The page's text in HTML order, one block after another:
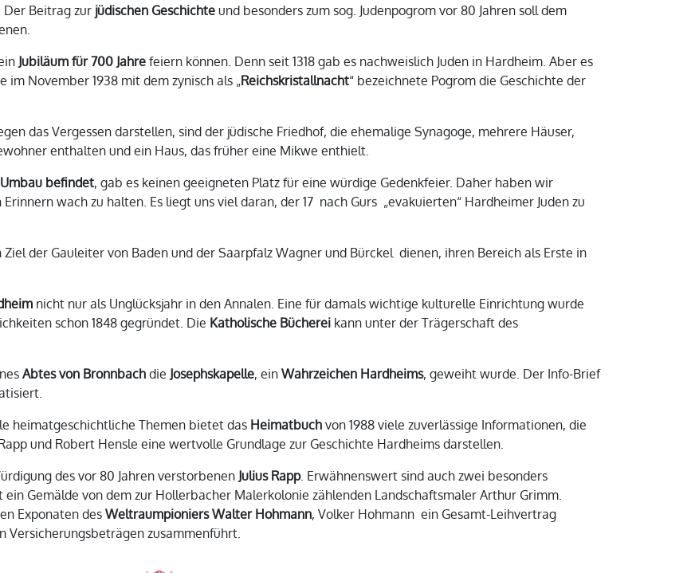
Beitrag zur jüdischen Geschichte und besonders zum sog. Judenpogrom vor 80 Jahren soll dem
Jubiläum für 700 Jahre feiern können. Denn seit 1318 gab es nachweislich Juden in Hardheim. Aber es
im November 1938 mit dem zynisch als „Reichskristallnacht“ bezeichnete Pogrom die Geschichte der
das Vergessen darstellen, sind der jüdische Friedhof, die ehemalige Synagoge, mehrere Häuser,
enthalten und ein Haus, das früher eine Mikwe enthielt.
befindet, gab es keinen geeigneten Platz für eine würdige Gedenkfeier. Daher haben wir
wach zu halten. Es liegt uns viel daran, der 17 nach Gurs „evakuierten“ Hardheimer Juden zu
der Gauleiter von Baden und der Saarpfalz Wagner und Bürckel dienen, ihren Bereich als Erste in
nicht nur als Unglücksjahr in den Annalen. Eine für damals wichtige kulturelle Einrichtung wurde
schon 1848 gegründet. Die Katholische Bücherei kann unter der Trägerschaft des
Abtes von Bronnbach die Josephskapelle, ein Wahrzeichen Hardheims, geweiht wurde. Der Info-Brief
heimatgeschichtliche Themen bietet das Heimatbuch von 1988 viele zuverlässige Informationen, die
und Robert Hensle eine wertvolle Grundlage zur Geschichte Hardheims darstellen.
des vor 80 Jahren verstorbenen Julius Rapp. Erwähnenswert sind auch zwei besonders
ein Gemälde von dem zur Hollerbacher Malerkolonie zählenden Landschaftsmaler Arthur Grimm.
Exponaten des Weltraumpioniers Walter Hohmann, Volker Hohmann ein Gesamt-Leihvertrag
Versicherungsbeträgen zusammenführt.